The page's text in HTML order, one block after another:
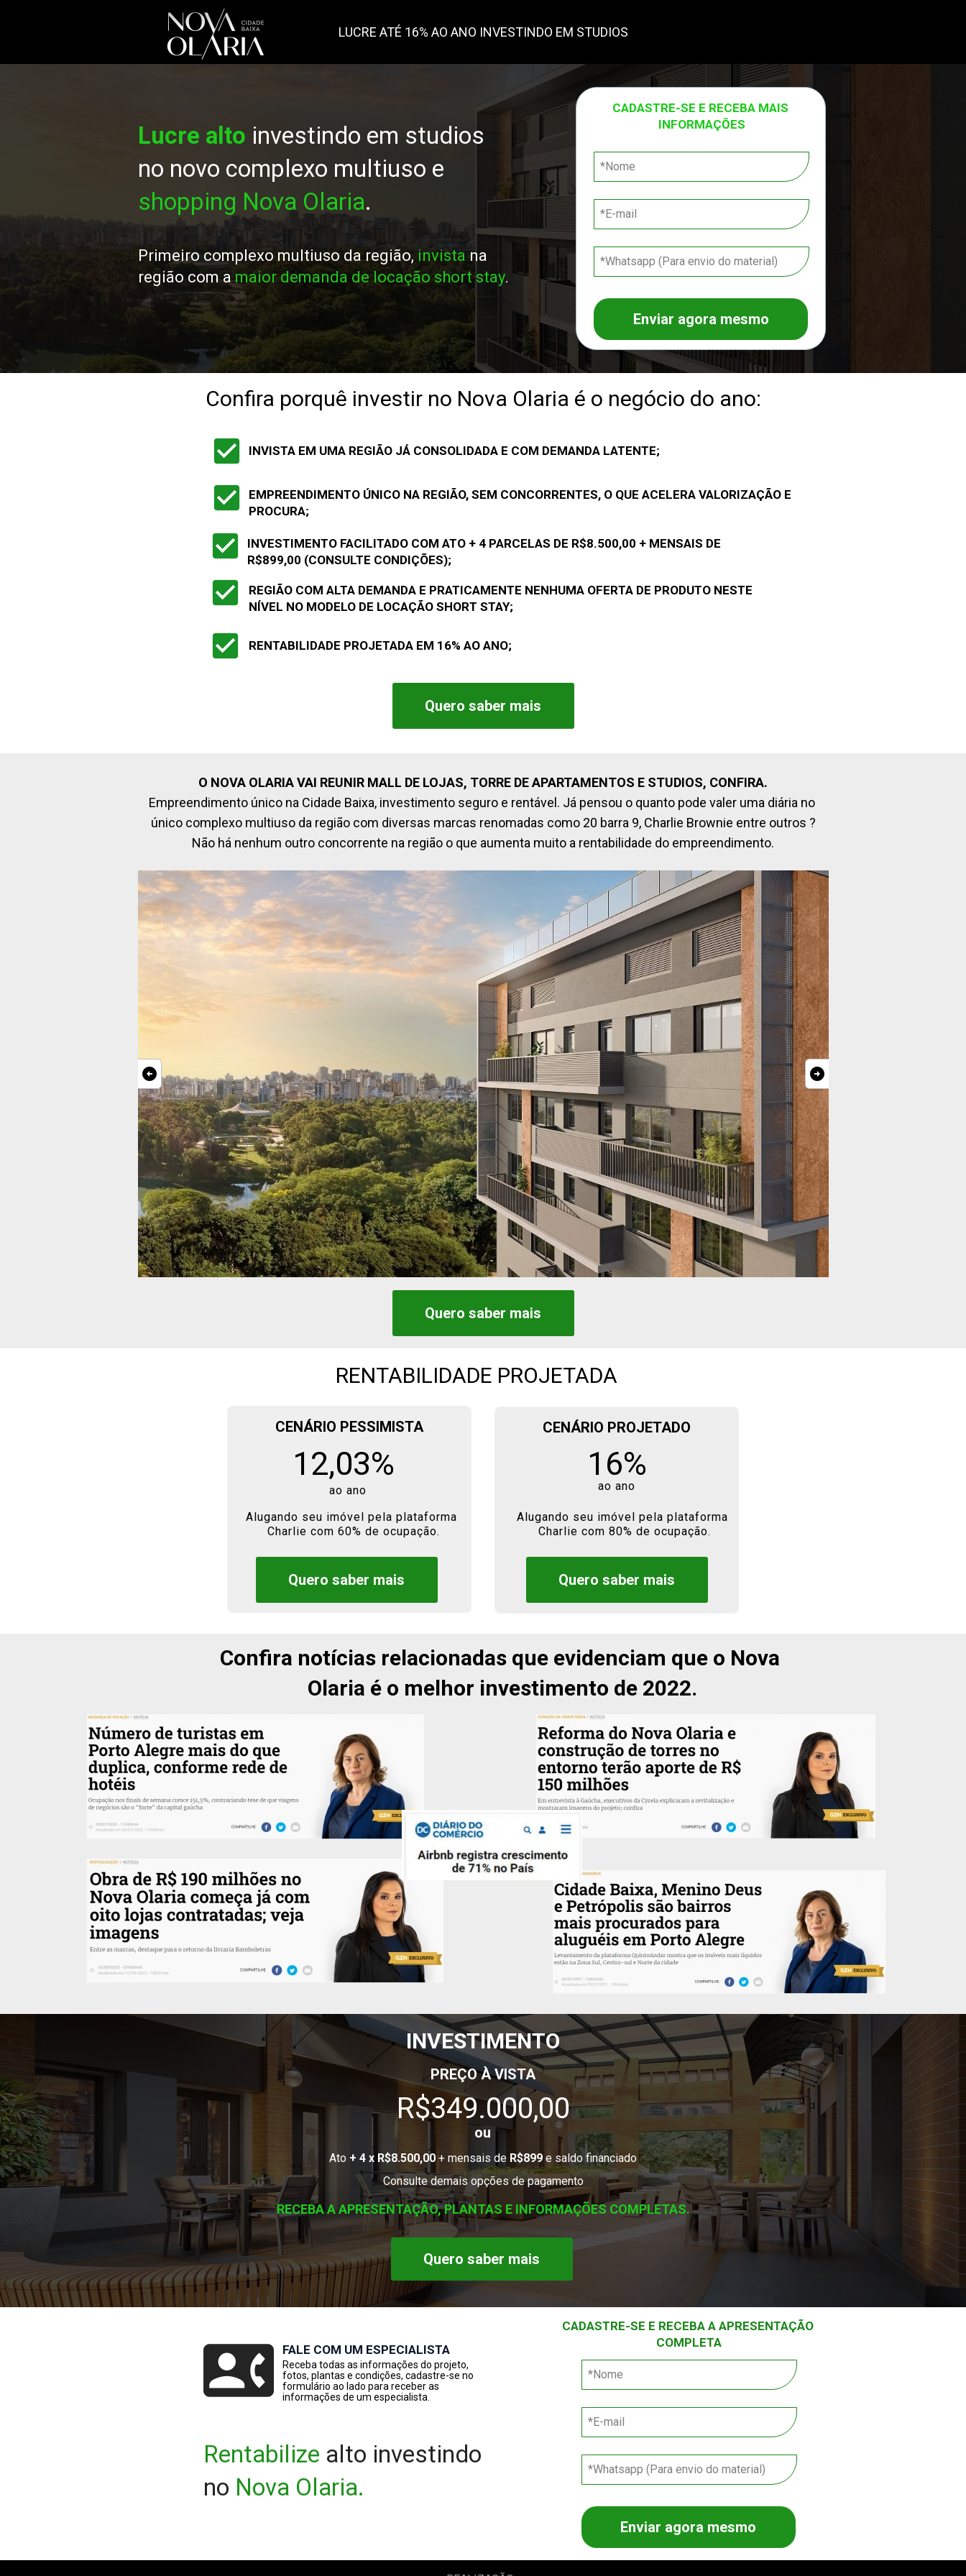
LUCRE ATÉ 16% AO ANO INVESTINDO EM STUDIOS
Lucre alto investindo em studios
shopping Nova Olaria.
Enviar agora mesmo
CADASTRE-SE E RECEBA MAIS
INFORMAÇŌES
Primeiro complexo multiuso da região, invista na
região com a maior demanda de locação short stay.
Confira porquê investir no Nova Olaria é o negócio do ano:
Quero saber mais
INVISTA EM UMA REGIÃO JÁ CONSOLIDADA E COM DEMANDA LATENTE;
EMPREENDIMENTO ÚNICO NA REGIÃO, SEM CONCORRENTES, O QUE ACELERA VALORIZAÇÃO E
PROCURA;
INVESTIMENTO FACILITADO COM ATO + 4 PARCELAS DE R$8.500,00 + MENSAIS DE
R$899,00 (CONSULTE CONDIÇÕES);
REGIÃO COM ALTA DEMANDA E PRATICAMENTE NENHUMA OFERTA DE PRODUTO NESTE
NÍVEL NO MODELO DE LOCAÇÃO SHORT STAY;
RENTABILIDADE PROJETADA EM 16% AO ANO;
O NOVA OLARIA VAI REUNIR MALL DE LOJAS, TORRE DE APARTAMENTOS E STUDIOS, CONFIRA.
Empreendimento único na Cidade Baixa, investimento seguro e rentável. Já pensou o quanto pode valer uma diária no
único complexo multiuso da região com diversas marcas renomadas como 20 barra 9, Charlie Brownie entre outros ?
Não há nenhum outro concorrente na região o que aumenta muito a rentabilidade do empreendimento.
Quero saber mais
Como o Nova Olaria gera retorno ao investidor?
RENTABILIDADE PROJETADA
CENÁRIO PESSIMISTA
Alugando seu imóvel pela plataforma
Charlie com 60% de ocupação.
CENÁRIO PROJETADO
16%
12,03%
Quero saber mais Quero saber mais
Alugando seu imóvel pela plataforma
Charlie com 80% de ocupação.
ao ano ao ano
Confira notícias relacionadas que evidenciam que o Nova
Olaria é o melhor investimento de 2022.
INVESTIMENTO
RECEBA A APRESENTAÇÃO, PLANTAS E INFORMAÇÕES COMPLETAS.
PREÇO À VISTA
R$349.000,00
Ato + 4 x R$8.500,00 + mensais de R$899 e saldo financiado
Consulte demais opções de pagamento
ou
Quero saber mais
FALE COM UM ESPECIALISTA
Receba todas as informações do projeto,
fotos, plantas e condições, cadastre-se no
formulário ao lado para receber as
informações de um especialista.
Rentabilize alto investindo
no Nova Olaria.
Enviar agora mesmo
CADASTRE-SE E RECEBA A APRESENTAÇÃO
COMPLETA